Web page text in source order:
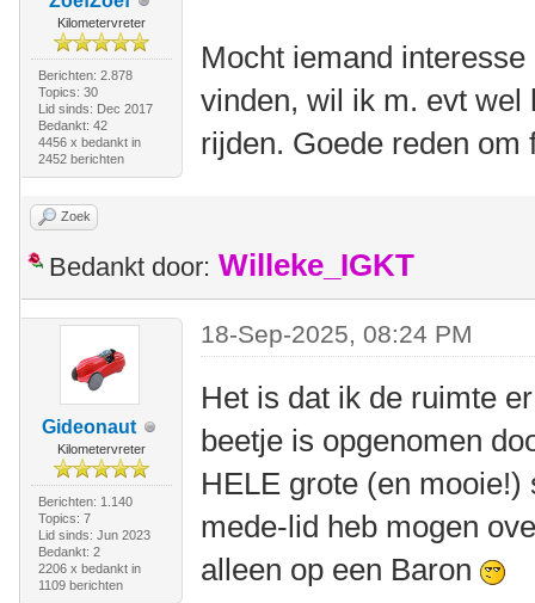
Kilometervreter
Berichten: 2.878
Topics: 30
Lid sinds: Dec 2017
Bedankt: 42
4456 x bedankt in
2452 berichten
Mocht iemand
vinden, wil ik m. evt wel
rijden. Goede reden
Zoek
Bedankt door: Willeke_IGKT
Gideonaut
Kilometervreter
Berichten: 1.140
Topics: 7
Lid sinds: Jun 2023
Bedankt: 2
2206 x bedankt in
1109 berichten
18-Sep-2025, 08:24 PM
Het is dat ik de ruimte
beetje is opgenomen
HELE grote (en
mede-lid heb mogen
alleen op een Baron